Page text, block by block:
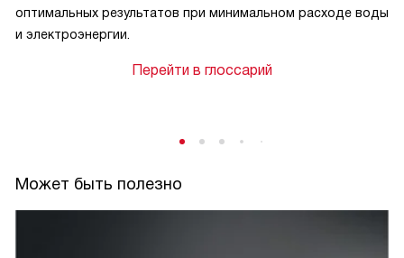
оптимальных результатов при минимальном расходе воды
и электроэнергии.
Перейти в глоссарий
Может быть полезно